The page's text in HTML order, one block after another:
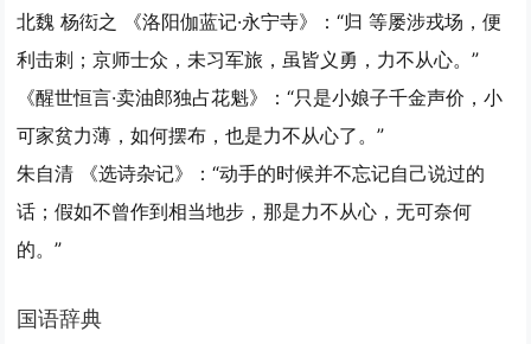
北魏 杨衒之 《洛阳伽蓝记·永宁寺》：“归 等屡涉戎场，便
利击刺；京师士众，未习军旅，虽皆义勇，力不从心。”
《醒世恒言·卖油郎独占花魁》：“只是小娘子千金声价，小
可家贫力薄，如何摆布，也是力不从心了。”
朱自清 《选诗杂记》：“动手的时候并不忘记自己说过的
话；假如不曾作到相当地步，那是力不从心，无可奈何
的。”
国语辞典